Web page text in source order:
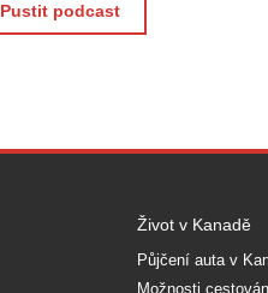
Pustit podcast
Život v Kanadě
Půjčení auta v
Možnosti